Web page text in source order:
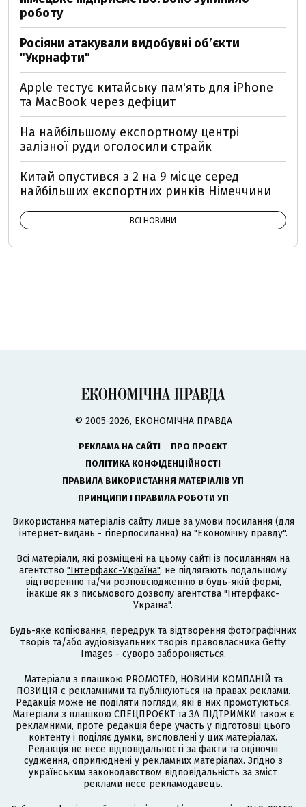
роботу
Росіяни атакували видобувні обʼєкти
"Укрнафти"
Apple тестує китайську пам'ять для iPhone
та MacBook через дефіцит
На найбільшому експортному центрі
залізної руди оголосили страйк
Китай опустився з 2 на 9 місце серед
найбільших експортних ринків Німеччини
ВСІ НОВИНИ
© 2005-2026, ЕКОНОМІЧНА ПРАВДА
РЕКЛАМА НА САЙТІ
ПРО ПРОЄКТ
ПОЛІТИКА КОНФІДЕНЦІЙНОСТІ
ПРАВИЛА ВИКОРИСТАННЯ МАТЕРІАЛІВ УП
ПРИНЦИПИ І ПРАВИЛА РОБОТИ УП
Використання матеріалів сайту лише за умови посилання (для
інтернет-видань - гіперпосилання) на "Економічну правду".
Всі матеріали, які розміщені на цьому сайті із посиланням на
агентство "Інтерфакс-Україна", не підлягають подальшому
відтворенню та/чи розповсюдженню в будь-якій формі,
інакше як з письмового дозволу агентства "Інтерфакс-
Україна".
Будь-яке копіювання, передрук та відтворення фотографічних
творів та/або аудіовізуальних творів правовласника Getty
Images - суворо забороняється.
Матеріали з плашкою PROMOTED, НОВИНИ КОМПАНІЙ та
ПОЗИЦІЯ є рекламними та публікуються на правах реклами.
Редакція може не поділяти погляди, які в них промотуються.
Матеріали з плашкою СПЕЦПРОЄКТ та ЗА ПІДТРИМКИ також є
рекламними, проте редакція бере участь у підготовці цього
контенту і поділяє думки, висловлені у цих матеріалах.
Редакція не несе відповідальності за факти та оціночні
судження, оприлюднені у рекламних матеріалах. Згідно з
українським законодавством відповідальність за зміст
реклами несе рекламодавець.